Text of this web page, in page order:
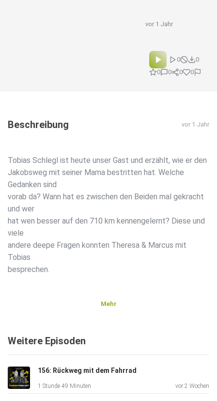
vor 1 Jahr
0
0
0
0 0 0
Beschreibung vor 1 Jahr
Tobias Schlegl ist heute unser Gast und erzählt, wie er den
Jakobsweg mit seiner Mama bestritten hat. Welche
Gedanken sind
vorab da? Wann hat es zwischen den Beiden mal gekracht
und wer
hat wen besser auf den 710 km kennengelernt? Diese und
viele
andere deepe Fragen konnten Theresa & Marcus mit
Tobias
besprechen.
########
Mehr
Weitere Episoden
156: Rückweg mit dem Fahrrad
1 Stunde 49 Minuten vor 2 Wochen